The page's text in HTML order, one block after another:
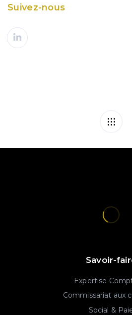
Suivez-nous
Savoir-
Expertise
Commissariat aux
Social &